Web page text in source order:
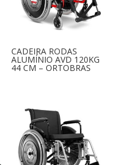
CADEIRA RODAS
ALUMÍNIO AVD 120KG
44 CM – ORTOBRAS